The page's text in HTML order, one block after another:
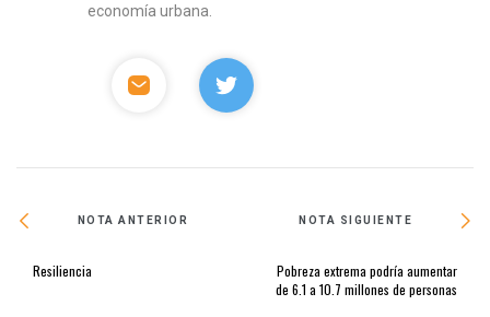
economía urbana.
NOTA ANTERIOR
Resiliencia
NOTA SIGUIENTE
Pobreza extrema podría aumentar
de 6.1 a 10.7 millones de personas